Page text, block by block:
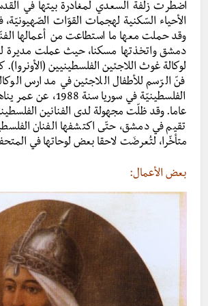
اضطرت زلفة السعدي لمغادرة بيتها في
وقد حملت معها ما استطاعت من أعمالها
دمشق واتخذتها مسكنا، حيث عملت مديرة
لوكالة غوث اللاجئين الفلسطينيين
فنّ الرّسم للأطفال اللاجئين في مدارس
الفلسطينيّة في سوريا سنة
عاما. وقد ظلّت مجهولة لدى الفنانين
تقيم في دمشق، حتّى اكتشفها الفنان
متأخّرا، لتُعرضَت لاحقا بعض لوحاتها في
بعض الأعمال: